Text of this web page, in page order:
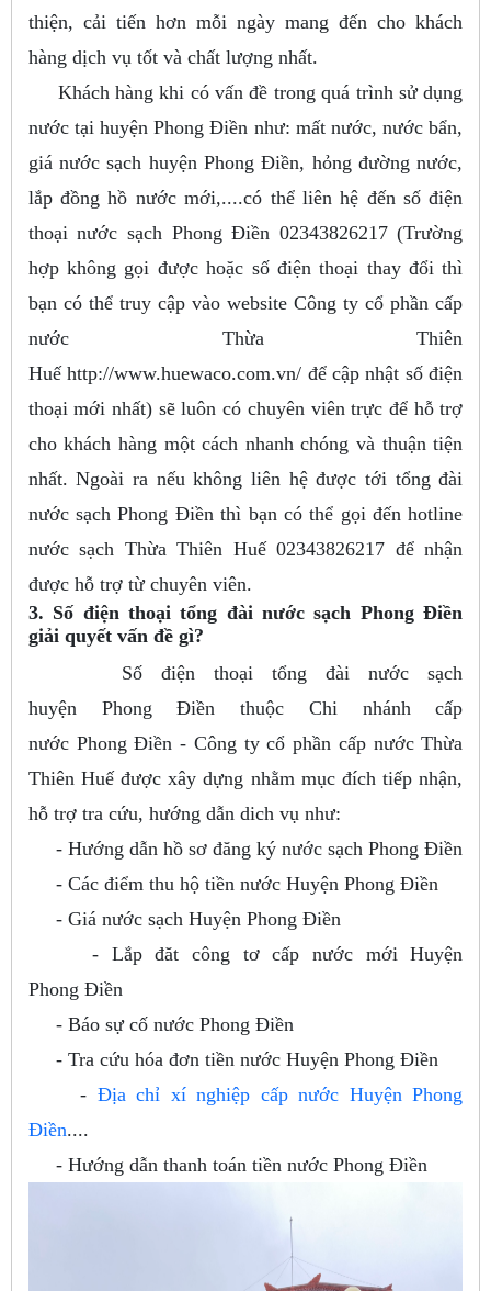
thiện, cải tiến hơn mỗi ngày mang đến cho khách
hàng dịch vụ tốt và chất lượng nhất.
Khách hàng khi có vấn đề trong quá trình sử dụng
nước tại huyện Phong Điền như: mất nước, nước bẩn,
giá nước sạch huyện Phong Điền, hỏng đường nước,
lắp đồng hồ nước mới,....có thể liên hệ đến số điện
thoại nước sạch Phong Điền 02343826217 (Trường
hợp không gọi được hoặc số điện thoại thay đổi thì
bạn có thể truy cập vào website Công ty cổ phần cấp
nước Thừa Thiên
Huế http://www.huewaco.com.vn/ để cập nhật số điện
thoại mới nhất) sẽ luôn có chuyên viên trực để hỗ trợ
cho khách hàng một cách nhanh chóng và thuận tiện
nhất. Ngoài ra nếu không liên hệ được tới tổng đài
nước sạch Phong Điền thì bạn có thể gọi đến hotline
nước sạch Thừa Thiên Huế 02343826217 để nhận
được hỗ trợ từ chuyên viên.
3. Số điện thoại tổng đài nước sạch Phong Điền
giải quyết vấn đề gì?
Số điện thoại tổng đài nước sạch
huyện Phong Điền thuộc Chi nhánh cấp
nước Phong Điền - Công ty cổ phần cấp nước Thừa
Thiên Huế được xây dựng nhằm mục đích tiếp nhận,
hỗ trợ tra cứu, hướng dẫn dich vụ như:
- Hướng dẫn hồ sơ đăng ký nước sạch Phong Điền
- Các điểm thu hộ tiền nước Huyện Phong Điền
- Giá nước sạch Huyện Phong Điền
- Lắp đăt công tơ cấp nước mới Huyện
Phong Điền
- Báo sự cố nước Phong Điền
- Tra cứu hóa đơn tiền nước Huyện Phong Điền
- Địa chỉ xí nghiệp cấp nước Huyện Phong
Điền....
- Hướng dẫn thanh toán tiền nước Phong Điền